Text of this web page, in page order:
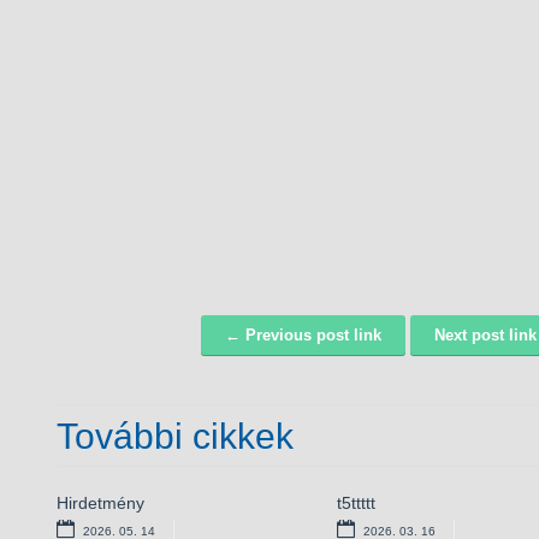
Navigáció ← Previous post link Next post
További cikkek
Hirdetmény
2026. 05. 14
t5ttttt
2026. 03. 16
Bursa Hungarica
ösztöndíjpályázat
Versenyképes járások –
támogatás